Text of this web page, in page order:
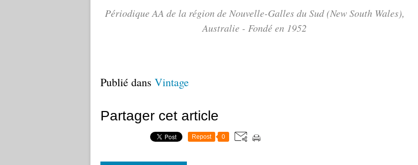
Périodique AA de la région de Nouvelle-Galles du Sud (New South Wales),
Australie - Fondé en 1952
Publié dans Vintage
Partager cet article
Repost 0